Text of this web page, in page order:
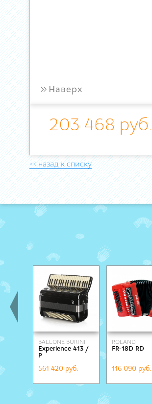
» Наверх
203 468 руб.
<< назад к списку
BALLONE BURINI
Experience 413 /
Р
561 420 руб.
ROLAND
FR-18D RD
116 090 руб.